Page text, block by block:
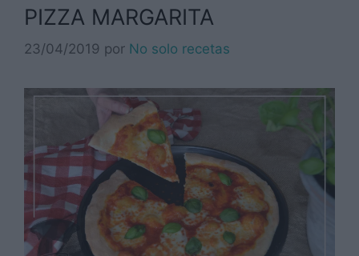
PIZZA MARGARITA
23/04/2019 por No solo recetas